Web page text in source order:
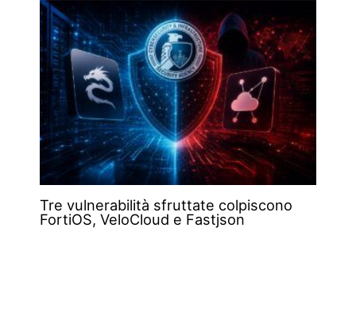
Tre vulnerabilità sfruttate colpiscono
FortiOS, VeloCloud e Fastjson